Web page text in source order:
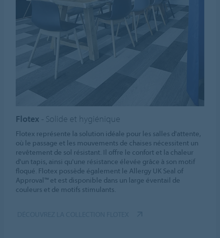
Flotex - Solide et hygiénique
Flotex représente la solution idéale pour les salles d'attente,
où le passage et les mouvements de chaises nécessitent un
revêtement de sol résistant. Il offre le confort et la chaleur
d'un tapis, ainsi qu'une résistance élevée grâce à son motif
floqué. Flotex possède également le Allergy UK Seal of
Approval™ et est disponible dans un large éventail de
couleurs et de motifs stimulants.